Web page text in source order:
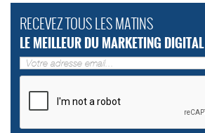
RECEVEZ TOUS LES MATINS
LE MEILLEUR DU MARKETING DIGITAL